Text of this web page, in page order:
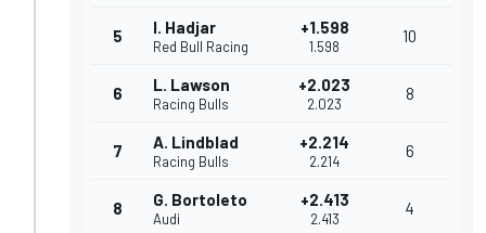
5 I. Hadjar
Red Bull Racing
+1.598
1.598
10
6 L. Lawson
Racing Bulls
+2.023
2.023
8
7 A. Lindblad
Racing Bulls
+2.214
2.214
6
8 G. Bortoleto
Audi
+2.413
2.413
4